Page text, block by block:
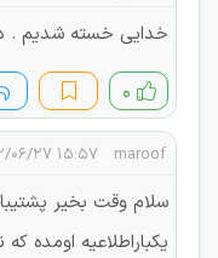
خدایی خسته شدیم .
۰
maroof ۱۵:۵۷ ۱۴۰۲/۰۶/۲۷
سلام وقت بخیر
یکباراطلاعیه اومده